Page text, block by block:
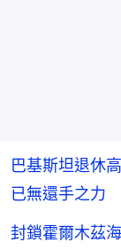
巴基斯坦退休
已無還手之力
封鎖霍爾木茲